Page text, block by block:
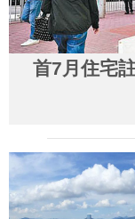
首7月住宅